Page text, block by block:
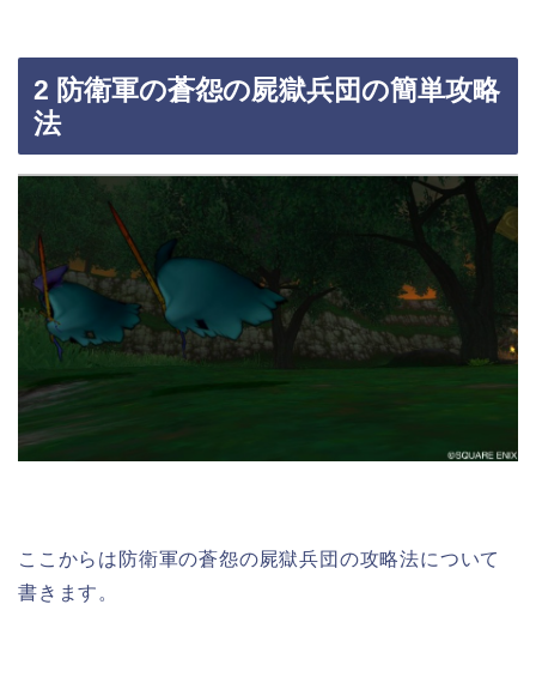
2 防衛軍の蒼怨の屍獄兵団の簡単攻略
法
ここからは防衛軍の蒼怨の屍獄兵団の攻略法について
書きます。